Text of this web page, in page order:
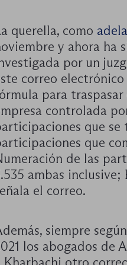
querella, como
y ahora ha
por un
correo
para traspasar
controlada
que se
que
de las
ambas inclusive;
el correo.
siempre
los abogados de